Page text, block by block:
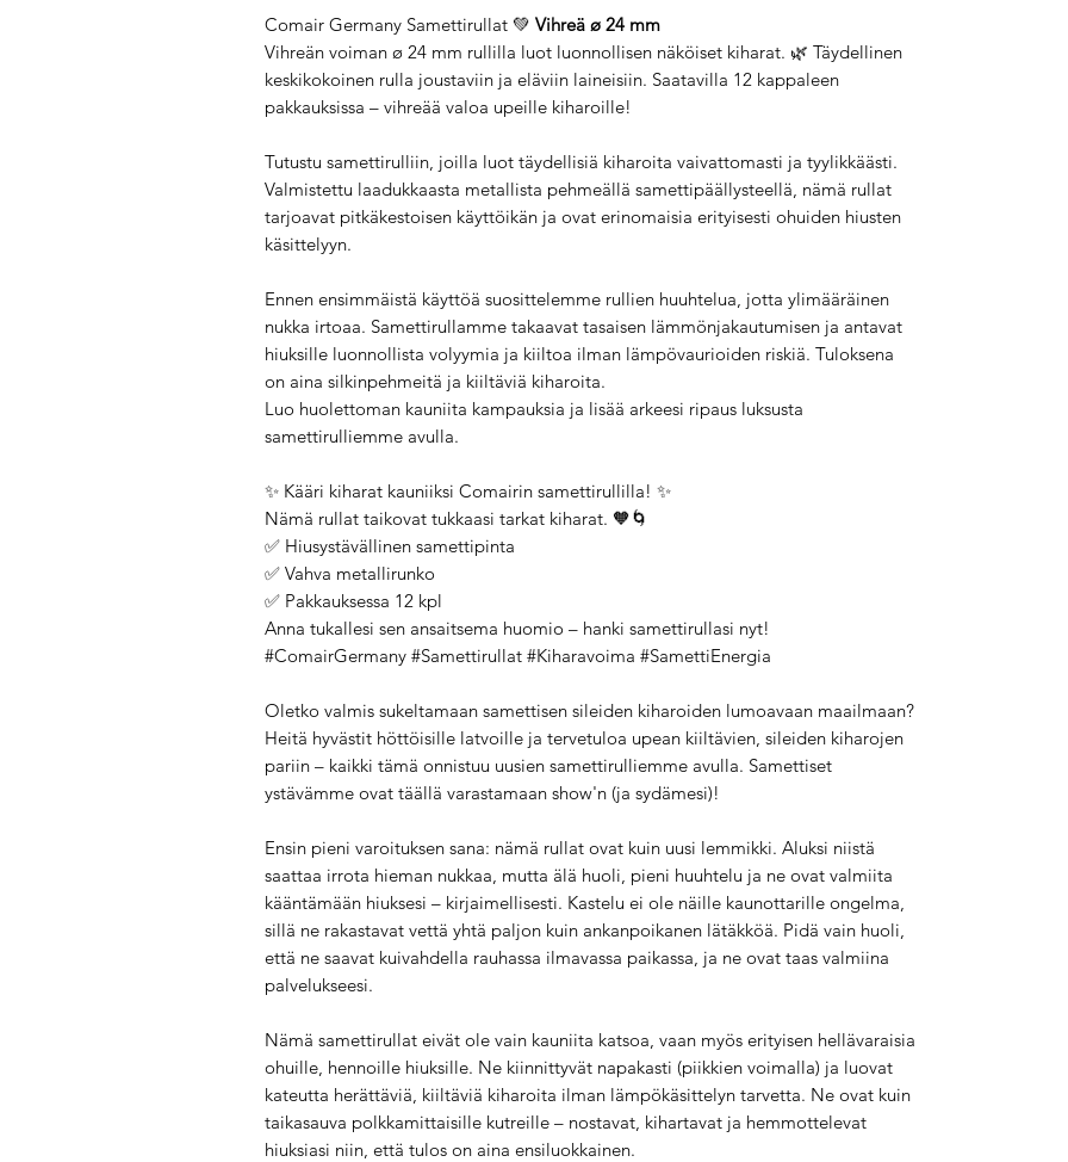
Comair Germany Samettirullat 💚 Vihreä ø 24 mm
Vihreän voiman ø 24 mm rullilla luot luonnollisen näköiset kiharat. 🌿 Täydellinen
keskikokoinen rulla joustaviin ja eläviin laineisiin. Saatavilla 12 kappaleen
pakkauksissa – vihreää valoa upeille kiharoille!
Tutustu samettirulliin, joilla luot täydellisiä kiharoita vaivattomasti ja tyylikkäästi.
Valmistettu laadukkaasta metallista pehmeällä samettipäällysteellä, nämä rullat
tarjoavat pitkäkestoisen käyttöikän ja ovat erinomaisia erityisesti ohuiden hiusten
käsittelyyn.
Ennen ensimmäistä käyttöä suosittelemme rullien huuhtelua, jotta ylimääräinen
nukka irtoaa. Samettirullamme takaavat tasaisen lämmönjakautumisen ja antavat
hiuksille luonnollista volyymia ja kiiltoa ilman lämpövaurioiden riskiä. Tuloksena
on aina silkinpehmeitä ja kiiltäviä kiharoita.
Luo huolettoman kauniita kampauksia ja lisää arkeesi ripaus luksusta
samettirulliemme avulla.
✨ Kääri kiharat kauniiksi Comairin samettirullilla! ✨
Nämä rullat taikovat tukkaasi tarkat kiharat. 🧡🌀
✅ Hiusystävällinen samettipinta
✅ Vahva metallirunko
✅ Pakkauksessa 12 kpl
Anna tukallesi sen ansaitsema huomio – hanki samettirullasi nyt!
#ComairGermany #Samettirullat #Kiharavoima #SamettiEnergia
Oletko valmis sukeltamaan samettisen sileiden kiharoiden lumoavaan maailmaan?
Heitä hyvästit höttöisille latvoille ja tervetuloa upean kiiltävien, sileiden kiharojen
pariin – kaikki tämä onnistuu uusien samettirulliemme avulla. Samettiset
ystävämme ovat täällä varastamaan show'n (ja sydämesi)!
Ensin pieni varoituksen sana: nämä rullat ovat kuin uusi lemmikki. Aluksi niistä
saattaa irrota hieman nukkaa, mutta älä huoli, pieni huuhtelu ja ne ovat valmiita
kääntämään hiuksesi – kirjaimellisesti. Kastelu ei ole näille kaunottarille ongelma,
sillä ne rakastavat vettä yhtä paljon kuin ankanpoikanen lätäkköä. Pidä vain huoli,
että ne saavat kuivahdella rauhassa ilmavassa paikassa, ja ne ovat taas valmiina
palvelukseesi.
Nämä samettirullat eivät ole vain kauniita katsoa, vaan myös erityisen hellävaraisia
ohuille, hennoille hiuksille. Ne kiinnittyvät napakasti (piikkien voimalla) ja luovat
kateutta herättäviä, kiiltäviä kiharoita ilman lämpökäsittelyn tarvetta. Ne ovat kuin
taikasauva polkkamittaisille kutreille – nostavat, kihartavat ja hemmottelevat
hiuksiasi niin, että tulos on aina ensiluokkainen.